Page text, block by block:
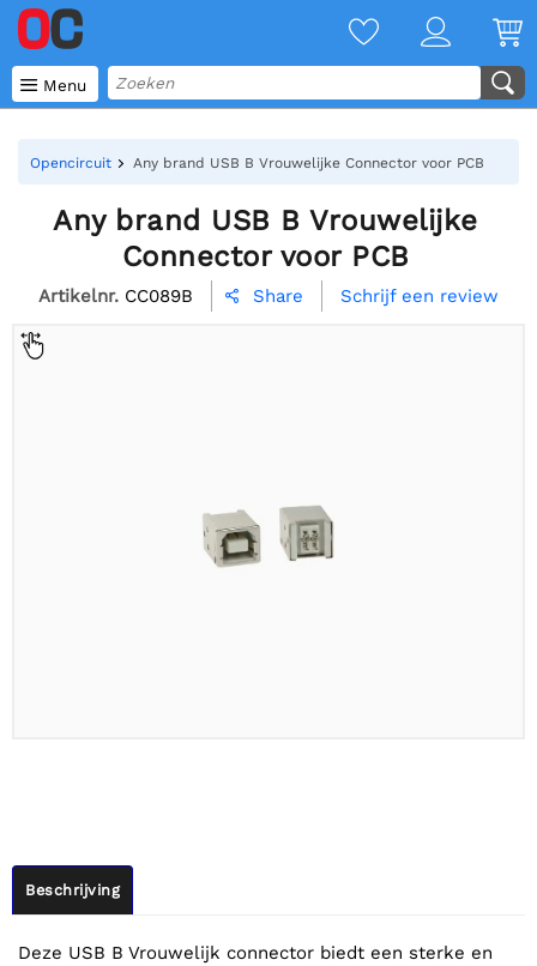
 Menu
Opencircuit Any brand USB B Vrouwelijke Connector voor PCB
Any brand USB B Vrouwelijke
Connector voor PCB
Artikelnr. CC089B  Share Schrijf een review
Beschrijving
Deze USB B Vrouwelijk connector biedt een sterke en